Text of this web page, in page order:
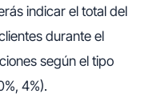
indicar el total del
durante el
según el tipo
4%).